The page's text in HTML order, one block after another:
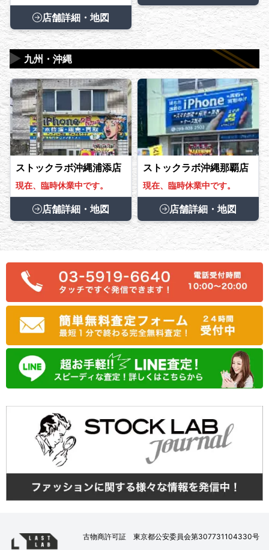
店舗詳細・地図
九州・沖縄
▶
ストックラボ沖縄浦添店
現在、臨時休業中です。
店舗詳細・地図
ストックラボ沖縄那覇店
現在、臨時休業中です。
店舗詳細・地図
古物商許可証 東京都公安委員会第307731104330号